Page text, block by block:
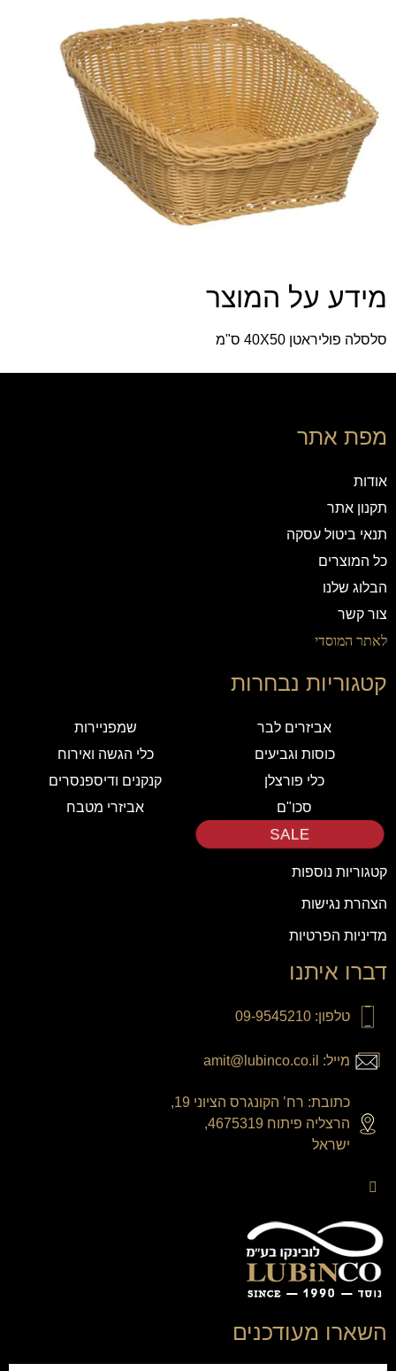
מידע על המוצר
סלסלה פוליראטן 40X50 ס"מ
מפת אתר
אודות
תקנון אתר
תנאי ביטול עסקה
כל המוצרים
הבלוג שלנו
צור קשר
לאתר המוסדי
קטגוריות נבחרות
אביזרים לבר
שמפניירות
כוסות וגביעים
כלי הגשה ואירוח
כלי פורצלן
קנקנים ודיספנסרים
סכו"ם
אביזרי מטבח
SALE
קטגוריות נוספות
הצהרת נגישות
מדיניות הפרטיות
דברו איתנו
טלפון: 09-9545210
מייל: amit@lubinco.co.il
כתובת: רח’ הקונגרס הציוני 19,
הרצליה פיתוח 4675319,
ישראל
השארו מעודכנים